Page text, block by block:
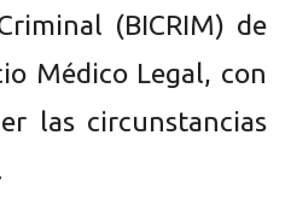
(BICRIM) de
Médico Legal, con
las circunstancias